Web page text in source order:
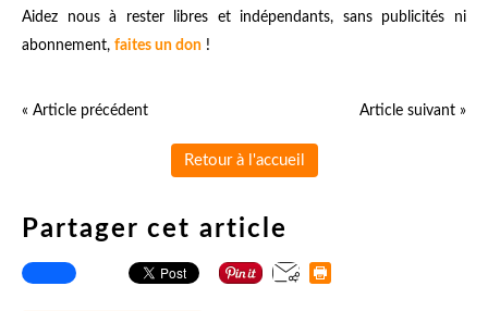
Aidez nous à rester libres et indépendants, sans publicités ni
abonnement, faites un don !
« Article précédent Article suivant »
Retour à l'accueil
Partager cet article